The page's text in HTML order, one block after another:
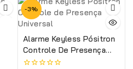
-3%
Alarme Keyless Pósitron
Controle De Presença
Universal